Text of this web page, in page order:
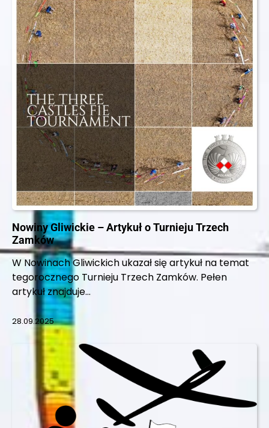
Nowiny Gliwickie – Artykuł o Turnieju Trzech
Zamków
W Nowinach Gliwickich ukazał się artykuł na temat
tegorocznego Turnieju Trzech Zamków. Pełen
artykuł znajduje…
28.09.2025